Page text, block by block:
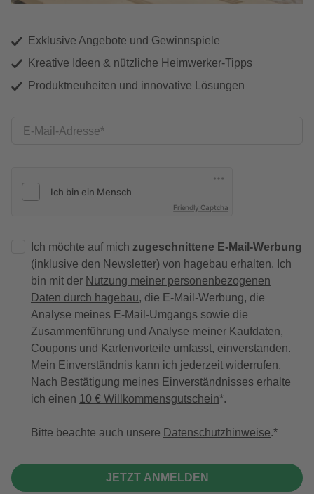
Exklusive Angebote und Gewinnspiele
Kreative Ideen & nützliche Heimwerker-Tipps
Produktneuheiten und innovative Lösungen
E-Mail-Adresse
Friendly Captcha
Ich möchte auf mich zugeschnittene E-Mail-Werbung
(inklusive den Newsletter) von hagebau erhalten. Ich
bin mit der Nutzung meiner personenbezogenen
Daten durch hagebau, die E-Mail-Werbung, die
Analyse meines E-Mail-Umgangs sowie die
Zusammenführung und Analyse meiner Kaufdaten,
Coupons und Kartenvorteile umfasst, einverstanden.
Mein Einverständnis kann ich jederzeit widerrufen.
Nach Bestätigung meines Einverständnisses erhalte
ich einen 10 € Willkommensgutschein*.
Bitte beachte auch unsere Datenschutzhinweise.
JETZT ANMELDEN